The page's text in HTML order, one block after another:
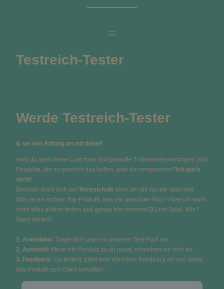
Testreich-Tester
Werde Testreich-Tester
& sei von Anfang an mit dabei!
Hast du auch keine Lust mehr auf gekaufte 5-Sterne-Bewertungen znd
Produkte, die so garnicht das halten, was sie versprechen? Ich auch
nicht!
Deshalb dreht sich auf Testreich.de alles um die nackte Wahrheit:
Was ist ein echtes Top-Produkt, was ein absoluter Flop? Aber ich kann
nicht alles alleine testen und genau hier kommst DU ins Spiel. Wie?
Ganz einfach:
1. Anmelden: Trage dich unten in unseren Test-Pool ein
2. Auswahl: Wenn ein Produkt zu dir passt, schreiben wir dich an.
3. Feedback: Du testest, gibst dein ehrliches Feedback ab und darfst
das Produkt zum Dank behalten.